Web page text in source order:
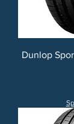
Dunlop